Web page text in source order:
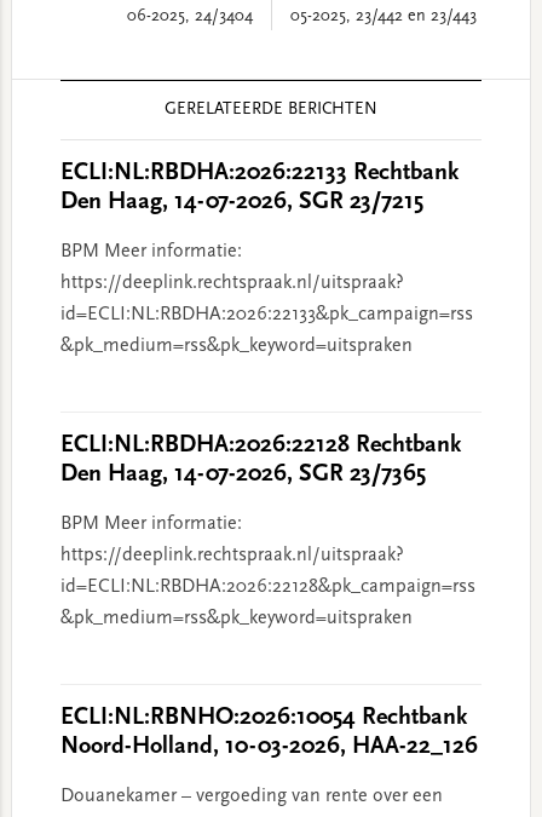
06-2025, 24/3404
05-2025, 23/442 en 23/443
GERELATEERDE BERICHTEN
ECLI:NL:RBDHA:2026:22133 Rechtbank
Den Haag, 14-07-2026, SGR 23/7215
BPM Meer informatie:
https://deeplink.rechtspraak.nl/uitspraak?
id=ECLI:NL:RBDHA:2026:22133&pk_campaign=rss
&pk_medium=rss&pk_keyword=uitspraken
ECLI:NL:RBDHA:2026:22128 Rechtbank
Den Haag, 14-07-2026, SGR 23/7365
BPM Meer informatie:
https://deeplink.rechtspraak.nl/uitspraak?
id=ECLI:NL:RBDHA:2026:22128&pk_campaign=rss
&pk_medium=rss&pk_keyword=uitspraken
ECLI:NL:RBNHO:2026:10054 Rechtbank
Noord-Holland, 10-03-2026, HAA-22_126
Douanekamer – vergoeding van rente over een